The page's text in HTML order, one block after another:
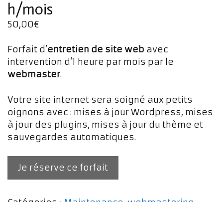
h/mois
50,00€
Forfait d’entretien de site web avec
intervention d’1 heure par mois par le
webmaster.
Votre site internet sera soigné aux petits
oignons avec : mises à jour Wordpress, mises
à jour des plugins, mises à jour du thème et
sauvegardes automatiques.
Je réserve ce forfait